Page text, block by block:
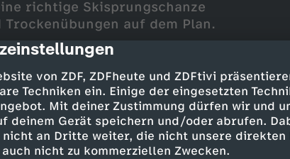
von ZDF, ZDFheute und ZDFtivi
Techniken ein. Einige der eingesetzten
Mit deiner Zustimmung dürfen wir und
deinem Gerät speichern und/oder abrufen.
nicht an Dritte weiter, die nicht unsere
nicht zu kommerziellen Zwecken.
richtige Skisprungschanze
auf dem Plan.